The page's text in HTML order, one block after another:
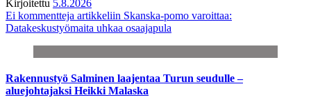
Kirjoitettu 5.8.2026
Ei kommentteja artikkeliin Skanska-pomo varoittaa:
Datakeskustyömaita uhkaa osaajapula
Rakennustyö Salminen laajentaa Turun seudulle –
aluejohtajaksi Heikki Malaska